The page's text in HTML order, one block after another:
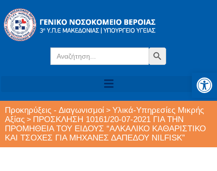
Search
for:
Search Button
Προκηρύξεις - Διαγωνισμοί > Υλικά-Υπηρεσίες Μικρής
Αξίας > ΠΡΟΣΚΛΗΣΗ 10161/20-07-2021 ΓΙΑ ΤΗΝ
ΠΡΟΜΗΘΕΙΑ ΤΟΥ ΕΙΔΟΥΣ “ΑΛΚΑΛΙΚΟ ΚΑΘΑΡΙΣΤΙΚΟ
ΚΑΙ ΤΣΟΧΕΣ ΓΙΑ ΜΗΧΑΝΕΣ ΔΑΠΕΔΟΥ NILFISK”